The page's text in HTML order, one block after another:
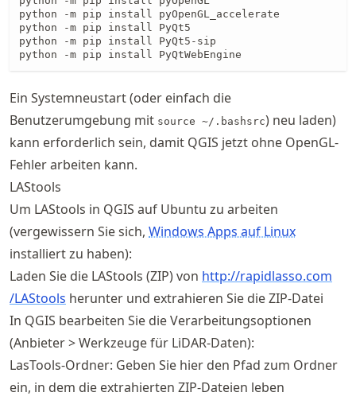
python -m pip install pyOpenGL_accelerate
python -m pip install PyQt5
python -m pip install PyQt5-sip
python -m pip install PyQtWebEngine
Ein Systemneustart (oder einfach die
Benutzerumgebung mit source ~/.bashsrc) neu laden)
kann erforderlich sein, damit QGIS jetzt ohne OpenGL-
Fehler arbeiten kann.
LAStools
Um LAStools in QGIS auf Ubuntu zu arbeiten
(vergewissern Sie sich, Windows Apps auf Linux
installiert zu haben):
Laden Sie die LAStools (ZIP) von http://rapidlasso.com
/LAStools herunter und extrahieren Sie die ZIP-Datei
In QGIS bearbeiten Sie die Verarbeitungsoptionen
(Anbieter > Werkzeuge für LiDAR-Daten):
LasTools-Ordner: Geben Sie hier den Pfad zum Ordner
ein, in dem die extrahierten ZIP-Dateien leben